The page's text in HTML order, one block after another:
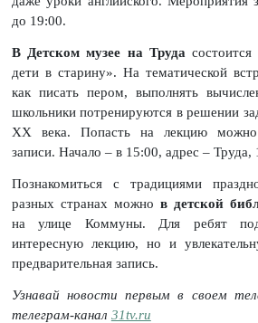
до 19:00.
В Детском музее на Труда
дети в старину». На тематической
как писать пером, выполнять
школьники потренируются в решении
XX века. Попасть на лекцию можно
записи. Начало – в 15:00, адрес – Труда,
Познакомиться с традициями
разных странах можно в детской
на улице Коммуны. Для ребят
интересную лекцию, но и
предварительная запись.
Узнавай новости первым в своем
телеграм-канал 31tv.ru